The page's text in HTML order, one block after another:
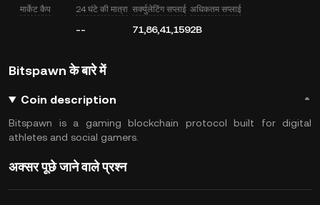
मार्केट कैप 24 घंटे की मात्रा
--
सर्क्युलेटिंग सप्लाई
71,86,41,159
अधिकतम सप्लाई
2B
Bitspawn के बारे में
Coin description
Bitspawn is a gaming blockchain protocol built for digital
athletes and social gamers.
अक्सर पूछे जाने वाले प्रश्न